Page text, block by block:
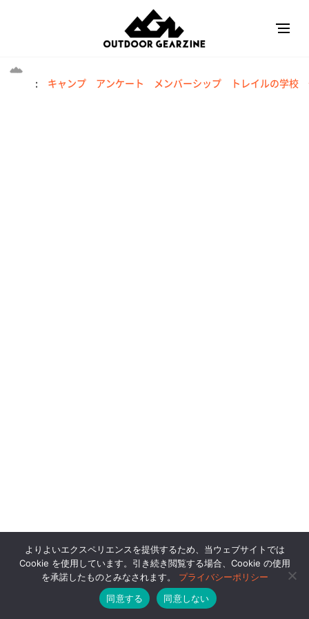
: キャンプ アンケート メンバーシップ トレイルの学校
よりよいエクスペリエンスを提供するため、当ウェブサイトでは
Cookie を使用しています。引き続き閲覧する場合、Cookie の使用
を承諾したものとみなされます。 プライバシーポリシー
同意する
同意しない